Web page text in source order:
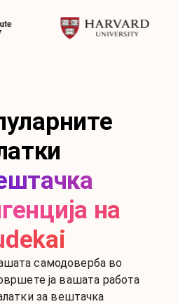
на
самодоверба во
ја вашата работа
за вештачка